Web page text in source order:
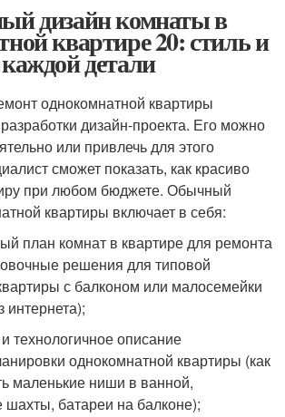
дизайн комнаты в
квартире 20: стиль и
детали
однокомнатной квартиры
дизайн-проекта. Его можно
или привлечь для этого
сможет показать, как красиво
при любом бюджете. Обычный
квартиры включает в себя:
план комнат в квартире для ремонта
решения для типовой
с балконом или малосемейки
интернета);
технологичное описание
однокомнатной квартиры (как
маленькие ниши в ванной,
батареи на балконе);